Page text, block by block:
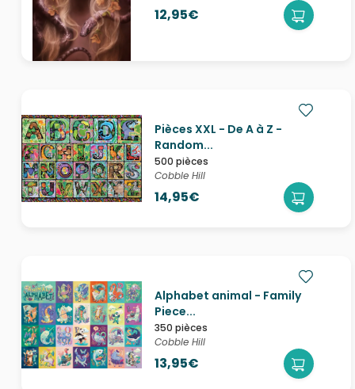
12,95€
Pièces XXL - De A à Z -
Random...
500 pièces
Cobble Hill
14,95€
Alphabet animal - Family
Piece...
350 pièces
Cobble Hill
13,95€